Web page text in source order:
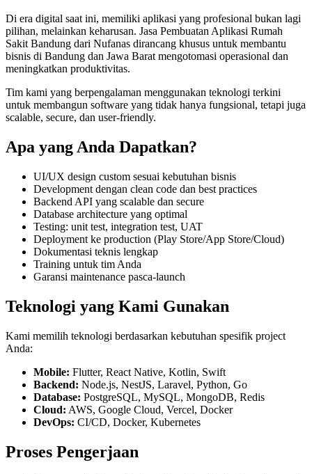
Di era digital saat ini, memiliki aplikasi yang profesional bukan lagi
pilihan, melainkan keharusan. Jasa Pembuatan Aplikasi Rumah
Sakit Bandung dari Nufanas dirancang khusus untuk membantu
bisnis di Bandung dan Jawa Baratmengotomasi operasional dan
meningkatkan produktivitas.
Tim kami yang berpengalaman menggunakan teknologi terkini
untuk membangun software yang tidak hanya fungsional, tetapi juga
scalable, secure, dan user-friendly.
Apa yang Anda Dapatkan?
UI/UX design custom sesuai kebutuhan bisnis
Development dengan clean code dan best practices
Backend API yang scalable dan secure
Database architecture yang optimal
Testing: unit test, integration test, UAT
Deployment ke production (Play Store/App Store/Cloud)
Dokumentasi teknis lengkap
Training untuk tim Anda
Garansi maintenance pasca-launch
Teknologi yang Kami Gunakan
Kami memilih teknologi berdasarkan kebutuhan spesifik project
Anda:
Mobile: Flutter, React Native, Kotlin, Swift
Backend: Node.js, NestJS, Laravel, Python, Go
Database: PostgreSQL, MySQL, MongoDB, Redis
Cloud: AWS, Google Cloud, Vercel, Docker
DevOps: CI/CD, Docker, Kubernetes
Proses Pengerjaan